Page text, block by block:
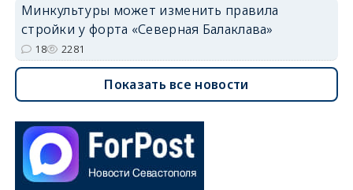
Минкультуры может изменить правила
стройки у форта «Северная Балаклава»
18 2281
Показать все новости